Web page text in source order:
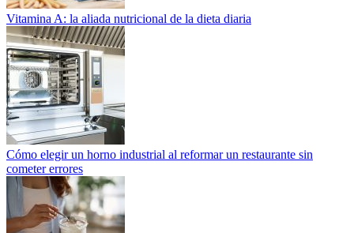
Vitamina A: la aliada nutricional de la dieta diaria
Cómo elegir un horno industrial al reformar un restaurante sin
cometer errores